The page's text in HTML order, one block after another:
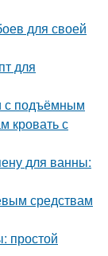
для своей
для
с подъёмным
кровать с
для ванны:
средствам
простой